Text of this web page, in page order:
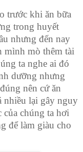
trước khi ăn bữa
trong huyết
nhưng đến nay
mình mò thêm tài
ta nghe ai đó
dưỡng nhưng
nên cứ ăn
nhiều lại gây nguy
chúng ta hơi
để làm giàu cho